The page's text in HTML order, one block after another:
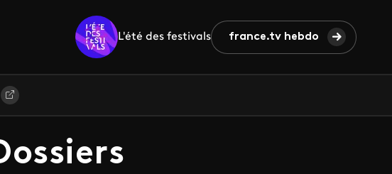
L'été des festivals france.tv hebdo